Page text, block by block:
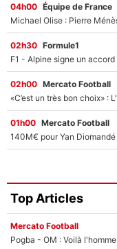
04h00 Équipe de France
02h30 Formule1
02h00 Mercato Football
01h00 Mercato Football
Top Articles
Mercato Football
Pogba - OM : Voilà